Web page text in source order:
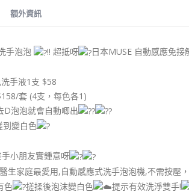
額外資訊
手泡泡 !! 超抵呀 日本MUSE 自動感應免接
手液1支 $58
套 (4支，每色各1)
D泡泡就會自動唧出
變白色
小朋友實鍾意呀
生家庭最愛用,自動感應式洗手泡泡機,不需按壓
色
搓揉後泡沫變白色 提示有效洗淨雙手!